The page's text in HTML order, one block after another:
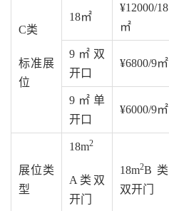
C类
标准展
位
18㎡
¥12000/18
㎡
9㎡双
开口
¥6800/9㎡
9㎡单
开口
¥6000/9㎡
展位类
型
18m2
A类双
开门
18m2B类
双开门